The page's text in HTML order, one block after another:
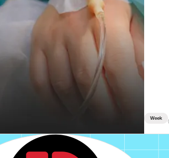
Week